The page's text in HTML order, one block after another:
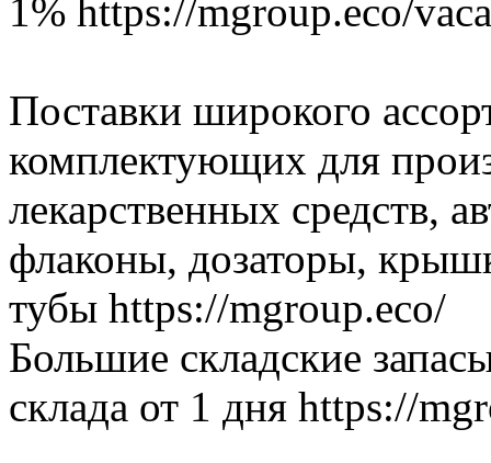
1% https://mgroup.eco/
Поставки широкого
комплектующих для
лекарственных средств,
флаконы, дозаторы,
тубы https://mgroup.eco/
Большие складские
склада от 1 дня https://